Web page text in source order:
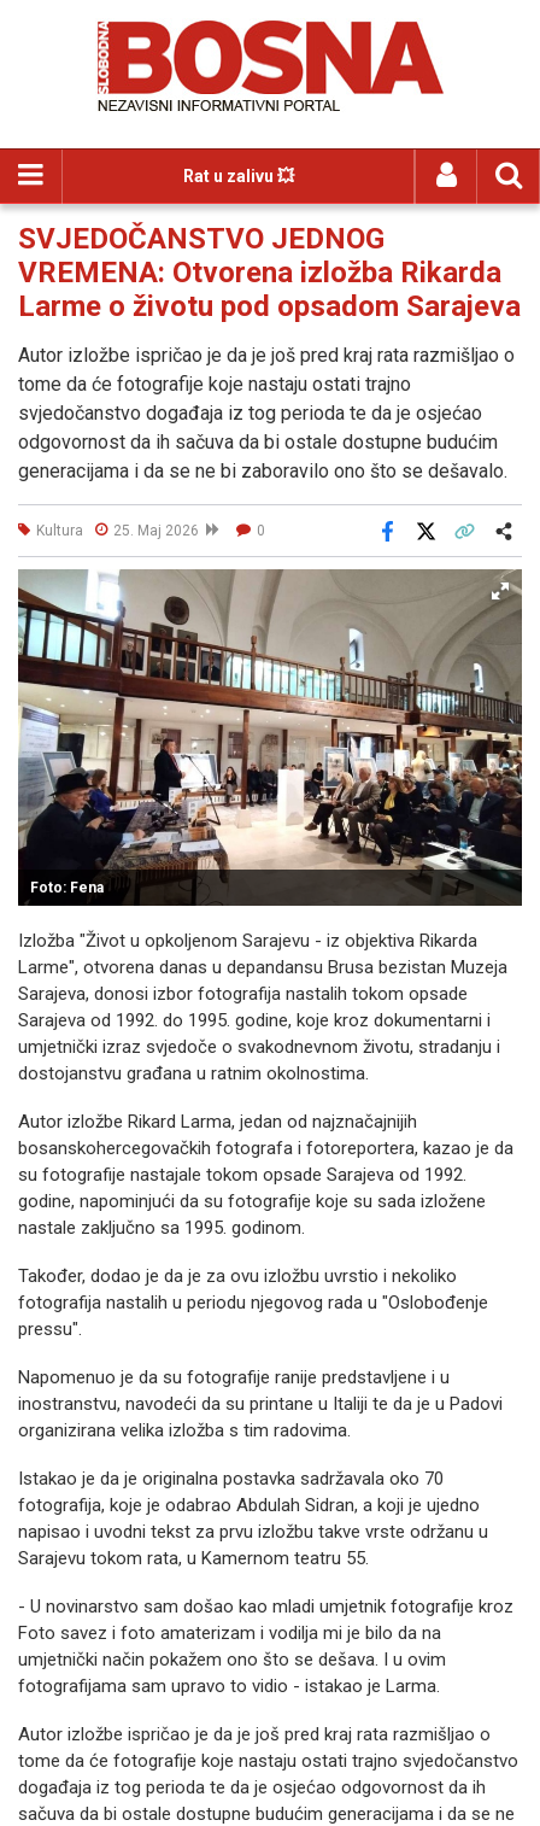
Rat u zalivu 💥
SVJEDOČANSTVO JEDNOG
VREMENA: Otvorena izložba Rikarda
Larme o životu pod opsadom Sarajeva
Autor izložbe ispričao je da je još pred kraj rata razmišljao o
tome da će fotografije koje nastaju ostati trajno
svjedočanstvo događaja iz tog perioda te da je osjećao
odgovornost da ih sačuva da bi ostale dostupne budućim
generacijama i da se ne bi zaboravilo ono što se dešavalo.
Kultura 25. Maj 2026 0
Facebook
Foto: Fena
Izložba "Život u opkoljenom Sarajevu - iz objektiva Rikarda
Larme", otvorena danas u depandansu Brusa bezistan Muzeja
Sarajeva, donosi izbor fotografija nastalih tokom opsade
Sarajeva od 1992. do 1995. godine, koje kroz dokumentarni i
umjetnički izraz svjedoče o svakodnevnom životu, stradanju i
dostojanstvu građana u ratnim okolnostima.
Autor izložbe Rikard Larma, jedan od najznačajnijih
bosanskohercegovačkih fotografa i fotoreportera, kazao je da
su fotografije nastajale tokom opsade Sarajeva od 1992.
godine, napominjući da su fotografije koje su sada izložene
nastale zaključno sa 1995. godinom.
Također, dodao je da je za ovu izložbu uvrstio i nekoliko
fotografija nastalih u periodu njegovog rada u "Oslobođenje
pressu".
Napomenuo je da su fotografije ranije predstavljene i u
inostranstvu, navodeći da su printane u Italiji te da je u Padovi
organizirana velika izložba s tim radovima.
Istakao je da je originalna postavka sadržavala oko 70
fotografija, koje je odabrao Abdulah Sidran, a koji je ujedno
napisao i uvodni tekst za prvu izložbu takve vrste održanu u
Sarajevu tokom rata, u Kamernom teatru 55.
- U novinarstvo sam došao kao mladi umjetnik fotografije kroz
Foto savez i foto amaterizam i vodilja mi je bilo da na
umjetnički način pokažem ono što se dešava. I u ovim
fotografijama sam upravo to vidio - istakao je Larma.
Autor izložbe ispričao je da je još pred kraj rata razmišljao o
tome da će fotografije koje nastaju ostati trajno svjedočanstvo
događaja iz tog perioda te da je osjećao odgovornost da ih
sačuva da bi ostale dostupne budućim generacijama i da se ne